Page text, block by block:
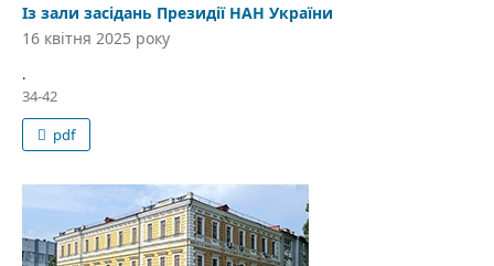
Із зали засідань Президії НАН України
16 квітня 2025 року
.
34-42
pdf